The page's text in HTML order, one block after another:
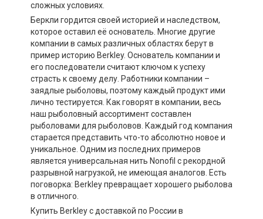
сложных условиях.
Беркли гордится своей историей и наследством,
которое оставил её основатель. Многие другие
компании в самых различных областях берут в
пример историю Berkley. Основатель компании и
его последователи считают ключом к успеху
страсть к своему делу. Работники компании –
заядлые рыболовы, поэтому каждый продукт ими
лично тестируется. Как говорят в компании, весь
наш рыболовный ассортимент составлен
рыболовами для рыболовов. Каждый год компания
старается представить что-то абсолютно новое и
уникальное. Одним из последних примеров
является универсальная нить Nonofil с рекордной
разрывной нагрузкой, не имеющая аналогов. Есть
поговорка: Berkley превращает хорошего рыболова
в отличного.
Купить Berkley c доставкой по России в